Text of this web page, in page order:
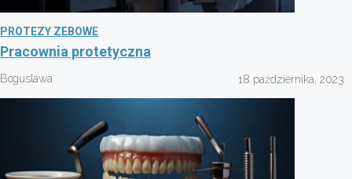
PROTEZY ZEBOWE
Pracownia protetyczna
Boguslawa 18 października, 2023